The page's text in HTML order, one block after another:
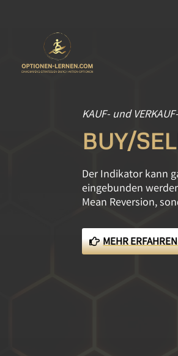
KAUF- und
BUY/
Der Indikator kann
eingebunden
Mean Reversion,
MEHR ERFAHREN